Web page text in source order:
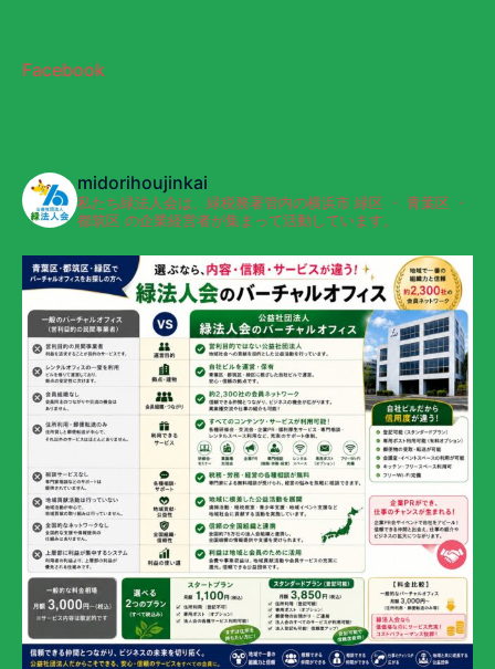
Facebook
midorihoujinkai
私たち緑法人会は、緑税務署管内の横浜市 緑区 ・ 青葉区 ・
都筑区 の企業経営者が集まって活動しています。